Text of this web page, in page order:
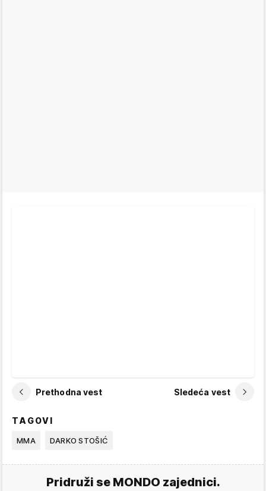
Prethodna vest Sledeća vest
TAGOVI
MMA DARKO STOŠIĆ
Pridruži se MONDO zajednici.